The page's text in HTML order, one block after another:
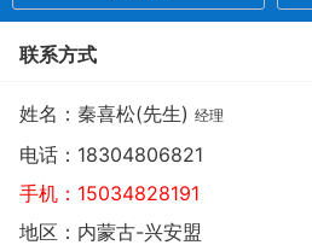
联系方式
姓名：秦喜松(先生) 经理
电话： 18304806821
手机： 15034828191
地区：内蒙古-兴安盟